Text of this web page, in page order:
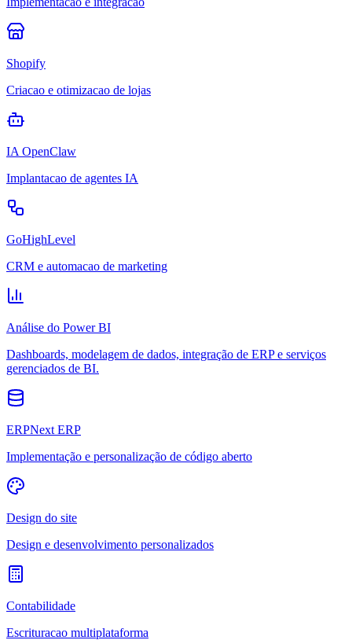
Shopify
Criacao e otimizacao de lojas
IA OpenClaw
Implantacao de agentes IA
GoHighLevel
CRM e automacao de marketing
Análise do Power BI
Dashboards, modelagem de dados, integração de ERP e serviços
gerenciados de BI.
ERPNext ERP
Implementação e personalização de código aberto
Design do site
Design e desenvolvimento personalizados
Contabilidade
Escrituracao multiplataforma